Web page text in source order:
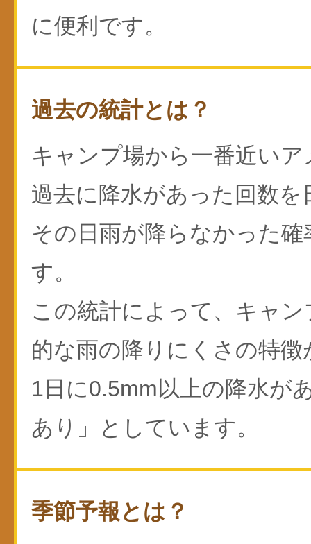
に便利です。
過去の統計とは？
キャンプ場から一番近い
過去に降水があった回数
その日雨が降らなかった
す。
この統計によって、キャ
的な雨の降りにくさの特
1日に0.5mm以上の降水が
あり」としています。
季節予報とは？